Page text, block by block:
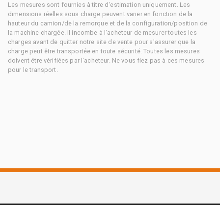
Les mesures sont fournies à titre d'estimation uniquement. Les
dimensions réelles sous charge peuvent varier en fonction de la
hauteur du camion/de la remorque et de la configuration/position de
la machine chargée. Il incombe à l'acheteur de mesurer toutes les
charges avant de quitter notre site de vente pour s'assurer que la
charge peut être transportée en toute sécurité. Toutes les mesures
doivent être vérifiées par l'acheteur. Ne vous fiez pas à ces mesures
pour le transport.